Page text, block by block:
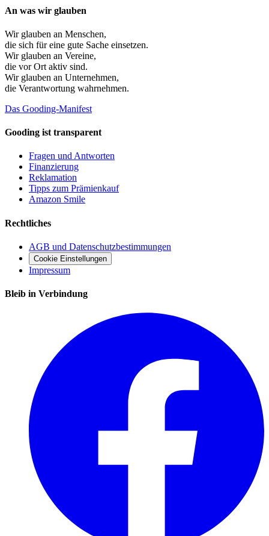
An was wir glauben
Wir glauben an Menschen,
die sich für eine gute Sache einsetzen.
Wir glauben an Vereine,
die vor Ort aktiv sind.
Wir glauben an Unternehmen,
die Verantwortung wahrnehmen.
Das Gooding-Manifest
Gooding ist transparent
Fragen und Antworten
Finanzierung
Reklamation
Tipps zum Prämienkauf
Amazon Smile
Rechtliches
AGB und Datenschutzbestimmungen
Cookie Einstellungen
Impressum
Bleib in Verbindung